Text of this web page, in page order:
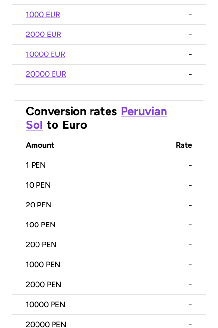
1000 EUR -
2000 EUR -
10000 EUR -
20000 EUR -
Conversion rates Peruvian
Sol to Euro
Amount Rate
1 PEN -
10 PEN -
20 PEN -
100 PEN -
200 PEN -
1000 PEN -
2000 PEN -
10000 PEN -
20000 PEN -